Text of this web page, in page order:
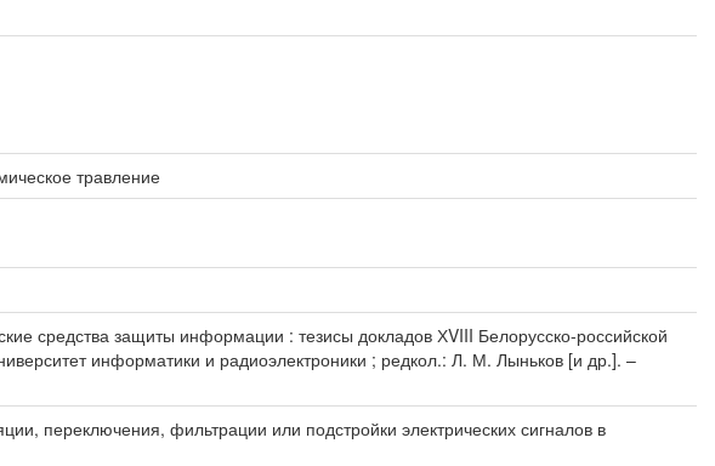
травление
средства защиты информации : тезисы докладов ХVIII Белорусско-российской
информатики и радиоэлектроники ; редкол.: Л. М. Лыньков [и др.]. –
переключения, фильтрации или подстройки электрических сигналов в